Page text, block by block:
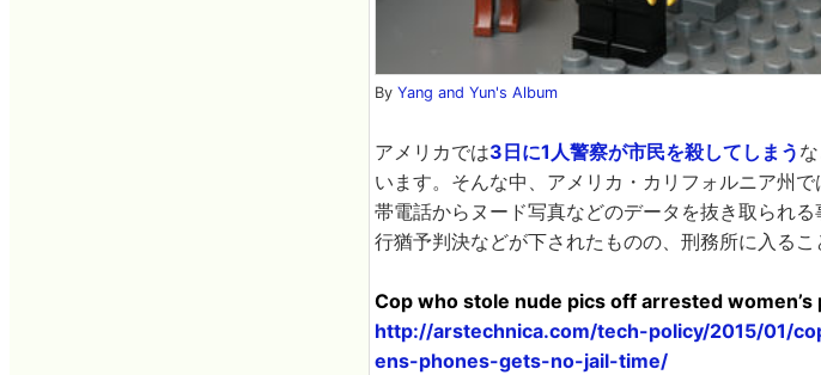
By Yang and Yun's Album
アメリカでは3日に1人警察が市民を殺してしまう
います。そんな中、アメリカ・カリフォルニア州
帯電話からヌード写真などのデータを抜き取られ
行猶予判決などが下されたものの、刑務所に入るこ
Cop who stole nude pics off arrested
http://arstechnica.com/tech-policy/2015/01/
ens-phones-gets-no-jail-time/